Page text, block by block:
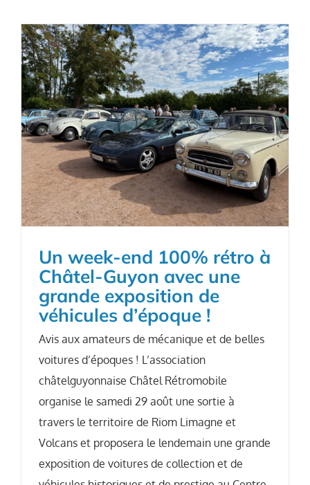
Un week-end 100% rétro à
Châtel-Guyon avec une
grande exposition de
véhicules d’époque !
Avis aux amateurs de mécanique et de belles
voitures d’époques ! L’association
châtelguyonnaise Châtel Rétromobile
organise le samedi 29 août une sortie à
travers le territoire de Riom Limagne et
Volcans et proposera le lendemain une grande
exposition de voitures de collection et de